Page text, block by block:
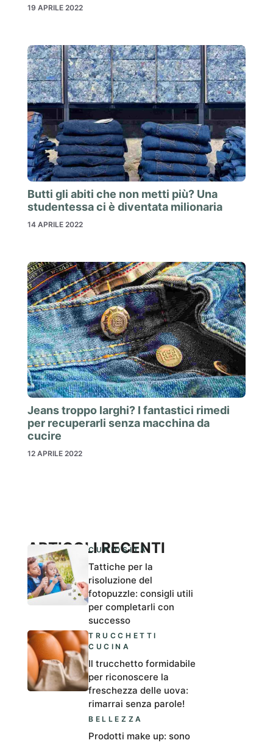
19 APRILE 2022
Butti gli abiti che non metti più? Una
studentessa ci è diventata milionaria
14 APRILE 2022
Jeans troppo larghi? I fantastici rimedi
per recuperarli senza macchina da
cucire
12 APRILE 2022
ARTICOLI RECENTI
CURIOSITÀ
Tattiche per la
risoluzione del
fotopuzzle: consigli utili
per completarli con
successo
TRUCCHETTI
CUCINA
Il trucchetto formidabile
per riconoscere la
freschezza delle uova:
rimarrai senza parole!
BELLEZZA
Prodotti make up: sono